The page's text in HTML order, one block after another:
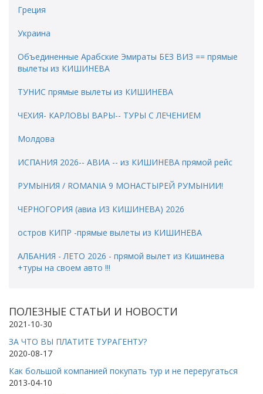
Греция
Украина
Объединенные Арабские Эмираты БЕЗ ВИЗ == прямые
вылеты из КИШИНЕВА
ТУНИС прямые вылеты из КИШИНЕВА
ЧЕХИЯ- КАРЛОВЫ ВАРЫ-- ТУРЫ С ЛЕЧЕНИЕМ
Молдова
ИСПАНИЯ 2026-- АВИА -- из КИШИНЕВА прямой рейс
РУМЫНИЯ / ROMANIA 9 МОНАСТЫРЕЙ РУМЫНИИ!
ЧЕРНОГОРИЯ (авиа ИЗ КИШИНЕВА) 2026
остров КИПР -прямые вылеты из КИШИНЕВА
АЛБАНИЯ - ЛЕТО 2026 - прямой вылет из Кишинева
+туры на своем авто !!!
ПОЛЕЗНЫЕ СТАТЬИ И НОВОСТИ
2021-10-30
ЗА ЧТО ВЫ ПЛАТИТЕ ТУРАГЕНТУ?
2020-08-17
Как большой компанией покупать тур и не переругаться
2013-04-10